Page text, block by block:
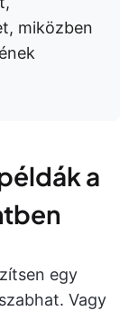
miközben
a
egy
Vagy